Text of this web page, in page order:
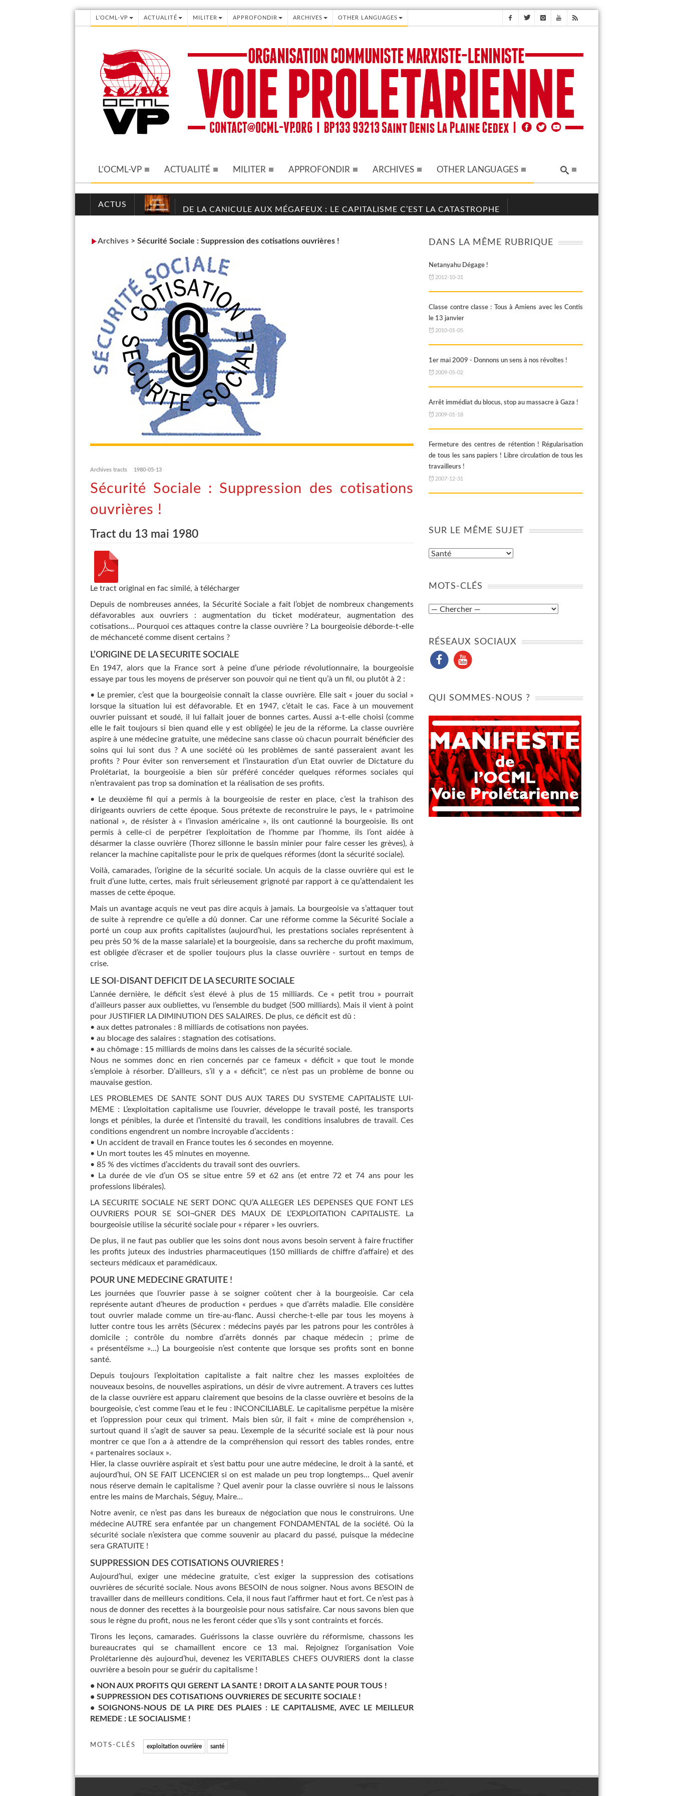
L’OCML-VP ACTUALITÉ MILITER APPROFONDIR ARCHIVES OTHER LANGUAGES
L’OCML-VP ACTUALITÉ MILITER APPROFONDIR ARCHIVES OTHER LANGUAGES
ACTUS
DE LA CANICULE AUX MÉGAFEUX : LE CAPITALISME C’EST LA CATASTROPHE
Archives> Sécurité Sociale : Suppression des cotisations ouvrières !
Archives tracts 1980-05-13
Sécurité Sociale : Suppression des cotisations
ouvrières !
Tract du 13 mai 1980
Le tract original en fac similé, à télécharger
Depuis de nombreuses années, la Sécurité Sociale a fait l’objet de nombreux changements
défavorables aux ouvriers : augmentation du ticket modérateur, augmentation des
cotisations... Pourquoi ces attaques contre la classe ouvrière ? La bourgeoisie déborde-t-elle
de méchanceté comme disent certains ?
L’ORIGINE DE LA SECURITE SOCIALE
En 1947, alors que la France sort à peine d’une période révolutionnaire, la bourgeoisie
essaye par tous les moyens de préserver son pouvoir qui ne tient qu’à un fil, ou plutôt à 2 :
• Le premier, c’est que la bourgeoisie connaît la classe ouvrière. Elle sait « jouer du social »
lorsque la situation lui est défavorable. Et en 1947, c’était le cas. Face à un mouvement
ouvrier puissant et soudé, il lui fallait jouer de bonnes cartes. Aussi a-t-elle choisi (comme
elle le fait toujours si bien quand elle y est obligée) le jeu de la réforme. La classe ouvrière
aspire à une médecine gratuite, une médecine sans classe où chacun pourrait bénéficier des
soins qui lui sont dus ? A une société où les problèmes de santé passeraient avant les
profits ? Pour éviter son renversement et l’instauration d’un Etat ouvrier de Dictature du
Prolétariat, la bourgeoisie a bien sûr préféré concéder quelques réformes sociales qui
n’entravaient pas trop sa domination et la réalisation de ses profits.
• Le deuxième fil qui a permis à la bourgeoisie de rester en place, c’est la trahison des
dirigeants ouvriers de cette époque. Sous prétexte de reconstruire le pays, le « patrimoine
national », de résister à « l’invasion américaine », ils ont cautionné la bourgeoisie. Ils ont
permis à celle-ci de perpétrer l’exploitation de l’homme par l’homme, ils l’ont aidée à
désarmer la classe ouvrière (Thorez sillonne le bassin minier pour faire cesser les grèves), à
relancer la machine capitaliste pour le prix de quelques réformes (dont la sécurité sociale).
Voilà, camarades, l’origine de la sécurité sociale. Un acquis de la classe ouvrière qui est le
fruit d’une lutte, certes, mais fruit sérieusement grignoté par rapport à ce qu’attendaient les
masses de cette époque.
Mais un avantage acquis ne veut pas dire acquis à jamais. La bourgeoisie va s’attaquer tout
de suite à reprendre ce qu’elle a dû donner. Car une réforme comme la Sécurité Sociale a
porté un coup aux profits capitalistes (aujourd’hui, les prestations sociales représentent à
peu près 50 % de la masse salariale) et la bourgeoisie, dans sa recherche du profit maximum,
est obligée d’écraser et de spolier toujours plus la classe ouvrière - surtout en temps de
crise.
LE SOI-DISANT DEFICIT DE LA SECURITE SOCIALE
L’année dernière, le déficit s’est élevé à plus de 15 milliards. Ce « petit trou » pourrait
d’ailleurs passer aux oubliettes, vu l’ensemble du budget (500 milliards). Mais il vient à point
pour JUSTIFIER LA DIMINUTION DES SALAIRES. De plus, ce déficit est dû :
• aux dettes patronales : 8 milliards de cotisations non payées.
• au blocage des salaires : stagnation des cotisations.
• au chômage : 15 milliards de moins dans les caisses de la sécurité sociale.
Nous ne sommes donc en rien concernés par ce fameux « déficit » que tout le monde
s’emploie à résorber. D’ailleurs, s’il y a « déficit", ce n’est pas un problème de bonne ou
mauvaise gestion.
LES PROBLEMES DE SANTE SONT DUS AUX TARES DU SYSTEME CAPITALISTE LUI-
MEME : L’exploitation capitalisme use l’ouvrier, développe le travail posté, les transports
longs et pénibles, la durée et l’intensité du travail, les conditions insalubres de travail. Ces
conditions engendrent un nombre incroyable d’accidents :
• Un accident de travail en France toutes les 6 secondes en moyenne.
• Un mort toutes les 45 minutes en moyenne.
• 85 % des victimes d’accidents du travail sont des ouvriers.
• La durée de vie d’un OS se situe entre 59 et 62 ans (et entre 72 et 74 ans pour les
professions libérales).
LA SECURITE SOCIALE NE SERT DONC QU’A ALLEGER LES DEPENSES QUE FONT LES
OUVRIERS POUR SE SOI¬GNER DES MAUX DE L’EXPLOITATION CAPITALISTE. La
bourgeoisie utilise la sécurité sociale pour « réparer » les ouvriers.
De plus, il ne faut pas oublier que les soins dont nous avons besoin servent à faire fructifier
les profits juteux des industries pharmaceutiques (150 milliards de chiffre d’affaire) et des
secteurs médicaux et paramédicaux.
POUR UNE MEDECINE GRATUITE !
Les journées que l’ouvrier passe à se soigner coûtent cher à la bourgeoisie. Car cela
représente autant d’heures de production « perdues » que d’arrêts maladie. Elle considère
tout ouvrier malade comme un tire-au-flanc. Aussi cherche-t-elle par tous les moyens à
lutter contre tous les arrêts (Sécurex : médecins payés par les patrons pour les contrôles à
domicile ; contrôle du nombre d’arrêts donnés par chaque médecin ; prime de
« présentéïsme »...) La bourgeoisie n’est contente que lorsque ses profits sont en bonne
santé.
Depuis toujours l’exploitation capitaliste a fait naître chez les masses exploitées de
nouveaux besoins, de nouvelles aspirations, un désir de vivre autrement. A travers ces luttes
de la classe ouvrière est apparu clairement que besoins de la classe ouvrière et besoins de la
bourgeoisie, c’est comme l’eau et le feu : INCONCILIABLE. Le capitalisme perpétue la misère
et l’oppression pour ceux qui triment. Mais bien sûr, il fait « mine de compréhension »,
surtout quand il s’agit de sauver sa peau. L’exemple de la sécurité sociale est là pour nous
montrer ce que l’on a à attendre de la compréhension qui ressort des tables rondes, entre
« partenaires sociaux ».
Hier, la classe ouvrière aspirait et s’est battu pour une autre médecine, le droit à la santé, et
aujourd’hui, ON SE FAIT LICENCIER si on est malade un peu trop longtemps... Quel avenir
nous réserve demain le capitalisme ? Quel avenir pour la classe ouvrière si nous le laissons
entre les mains de Marchais, Séguy, Maire...
Notre avenir, ce n’est pas dans les bureaux de négociation que nous le construirons. Une
médecine AUTRE sera enfantée par un changement FONDAMENTAL de la société. Où la
sécurité sociale n’existera que comme souvenir au placard du passé, puisque la médecine
sera GRATUITE !
SUPPRESSION DES COTISATIONS OUVRIERES !
Aujourd’hui, exiger une médecine gratuite, c’est exiger la suppression des cotisations
ouvrières de sécurité sociale. Nous avons BESOIN de nous soigner. Nous avons BESOIN de
travailler dans de meilleurs conditions. Cela, il nous faut l’affirmer haut et fort. Ce n’est pas à
nous de donner des recettes à la bourgeoisie pour nous satisfaire. Car nous savons bien que
sous le règne du profit, nous ne les feront céder que s’ils y sont contraints et forcés.
Tirons les leçons, camarades. Guérissons la classe ouvrière du réformisme, chassons les
bureaucrates qui se chamaillent encore ce 13 mai. Rejoignez l’organisation Voie
Prolétarienne dès aujourd’hui, devenez les VERITABLES CHEFS OUVRIERS dont la classe
ouvrière a besoin pour se guérir du capitalisme !
• NON AUX PROFITS QUI GERENT LA SANTE ! DROIT A LA SANTE POUR TOUS !
• SUPPRESSION DES COTISATIONS OUVRIERES DE SECURITE SOCIALE !
• SOIGNONS-NOUS DE LA PIRE DES PLAIES : LE CAPITALISME, AVEC LE MEILLEUR
REMEDE : LE SOCIALISME !
MOTS-CLÉS exploitation ouvrière santé
DANS LA MÊME RUBRIQUE
Netanyahu Dégage !
2012-10-31
Classe contre classe : Tous à Amiens avec les Contis
le 13 janvier
2010-01-05
1er mai 2009 - Donnons un sens à nos révoltes !
2009-05-02
Arrêt immédiat du blocus, stop au massacre à Gaza !
2009-01-18
Fermeture des centres de rétention ! Régularisation
de tous les sans papiers ! Libre circulation de tous les
travailleurs !
2007-12-31
SUR LE MÊME SUJET
MOTS-CLÉS
RÉSEAUX SOCIAUX
QUI SOMMES-NOUS ?